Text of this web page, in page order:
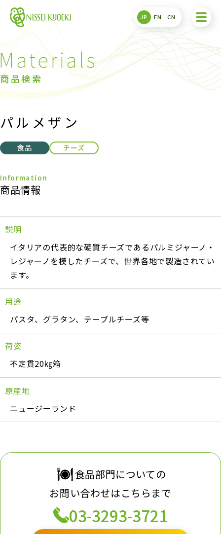
JP EN CN
商品検索
パルメザン
食品 チーズ
商品情報
説明
イタリアの代表的な硬質チーズであるパルミジャーノ・
レジャーノを模したチーズで、世界各地で製造されてい
ます。
用途
パスタ、グラタン、テーブルチーズ等
荷姿
不定貫20㎏箱
原産地
ニュージーランド
食品部門についての
お問い合わせはこちらまで
03-3293-3721